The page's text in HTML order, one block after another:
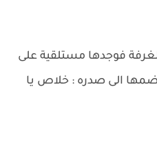
فوجدها مستلقية على
الى صدره : خلاص يا